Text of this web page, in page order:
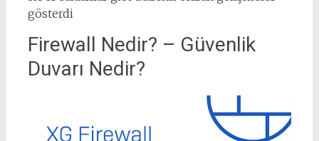
gösterdi
Firewall Nedir? – Güvenlik
Duvarı Nedir?